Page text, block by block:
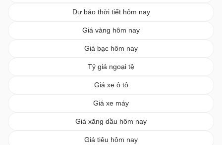
Dự báo thời tiết hôm nay
Giá vàng hôm nay
Giá bạc hôm nay
Tỷ giá ngoại tệ
Giá xe ô tô
Giá xe máy
Giá xăng dầu hôm nay
Giá tiêu hôm nay